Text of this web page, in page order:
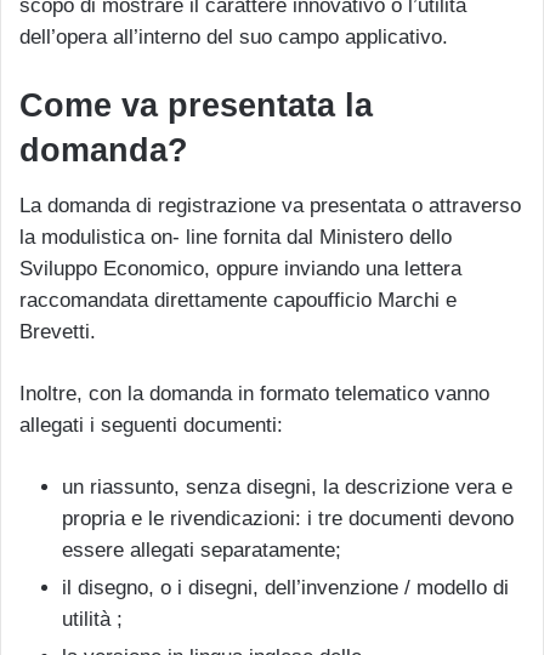
scopo di mostrare il carattere innovativo o l’utilità
dell’opera all’interno del suo campo applicativo.
Come va presentata la
domanda?
La domanda di registrazione va presentata o attraverso
la modulistica on- line fornita dal Ministero dello
Sviluppo Economico, oppure inviando una lettera
raccomandata direttamente capoufficio Marchi e
Brevetti.
Inoltre, con la domanda in formato telematico vanno
allegati i seguenti documenti:
un riassunto, senza disegni, la descrizione vera e
propria e le rivendicazioni: i tre documenti devono
essere allegati separatamente;
il disegno, o i disegni, dell’invenzione / modello di
utilità ;